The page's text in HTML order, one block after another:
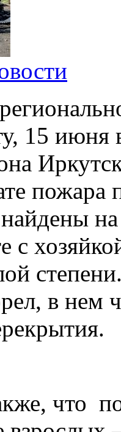
15
пожара
с
в нем
что